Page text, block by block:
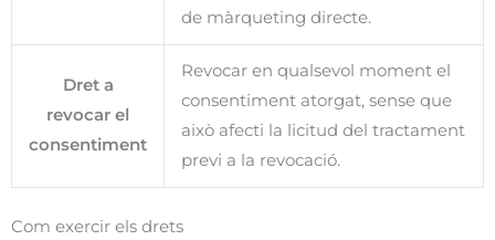
de màrqueting directe.
Dret a
revocar el
consentiment
Revocar en qualsevol moment el
consentiment atorgat, sense que
això afecti la licitud del tractament
previ a la revocació.
Com exercir els drets